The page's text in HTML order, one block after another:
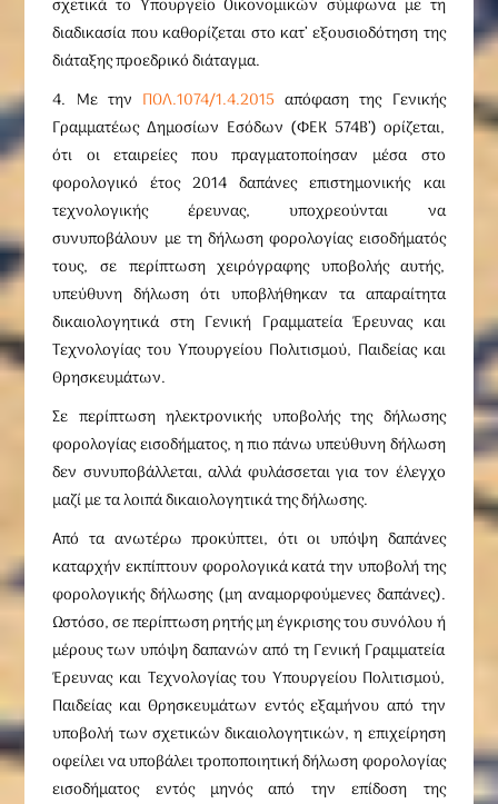
σχετικά το Υπουργείο Οικονομικών σύμφωνα με τη
διαδικασία που καθορίζεται στο κατ’ εξουσιοδότηση της
διάταξης προεδρικό διάταγμα.
4. Με την ΠΟΛ.1074/1.4.2015 απόφαση της Γενικής
Γραμματέως Δημοσίων Εσόδων (ΦΕΚ 574Β’) ορίζεται,
ότι οι εταιρείες που πραγματοποίησαν μέσα στο
φορολογικό έτος 2014 δαπάνες επιστημονικής και
τεχνολογικής έρευνας, υποχρεούνται να
συνυποβάλουν με τη δήλωση φορολογίας εισοδήματός
τους, σε περίπτωση χειρόγραφης υποβολής αυτής,
υπεύθυνη δήλωση ότι υποβλήθηκαν τα απαραίτητα
δικαιολογητικά στη Γενική Γραμματεία Έρευνας και
Τεχνολογίας του Υπουργείου Πολιτισμού, Παιδείας και
Θρησκευμάτων.
Σε περίπτωση ηλεκτρονικής υποβολής της δήλωσης
φορολογίας εισοδήματος, η πιο πάνω υπεύθυνη δήλωση
δεν συνυποβάλλεται, αλλά φυλάσσεται για τον έλεγχο
μαζί με τα λοιπά δικαιολογητικά της δήλωσης.
Από τα ανωτέρω προκύπτει, ότι οι υπόψη δαπάνες
καταρχήν εκπίπτουν φορολογικά κατά την υποβολή της
φορολογικής δήλωσης (μη αναμορφούμενες δαπάνες).
Ωστόσο, σε περίπτωση ρητής μη έγκρισης του συνόλου ή
μέρους των υπόψη δαπανών από τη Γενική Γραμματεία
Έρευνας και Τεχνολογίας του Υπουργείου Πολιτισμού,
Παιδείας και Θρησκευμάτων εντός εξαμήνου από την
υποβολή των σχετικών δικαιολογητικών, η επιχείρηση
οφείλει να υποβάλει τροποποιητική δήλωση φορολογίας
εισοδήματος εντός μηνός από την επίδοση της